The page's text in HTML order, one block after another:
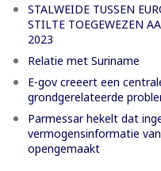
STALWEIDE TUSSEN
STILTE TOEGEWEZEN
2023
Relatie met Suriname
E-gov creeert een
grondgerelateerde
Parmessar hekelt dat
vermogensinformatie
opengemaakt